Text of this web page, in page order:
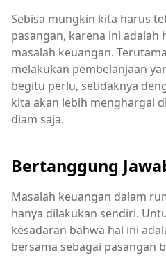
Sebisa mungkin kita harus
pasangan, karena ini
masalah keuangan.
melakukan pembelanjaan
begitu perlu, setidaknya
kita akan lebih menghargai
diam saja.
Bertanggung
Masalah keuangan dalam
hanya dilakukan sendiri.
kesadaran bahwa hal ini
bersama sebagai pasangan